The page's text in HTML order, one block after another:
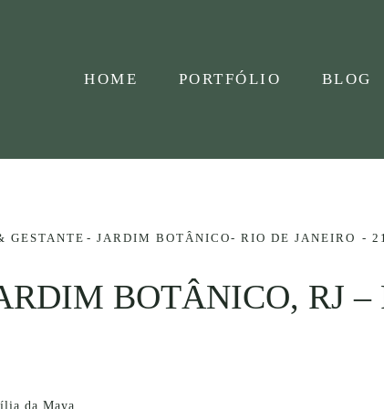
HOME PORTFÓLIO BLOG
GESTANTE JARDIM BOTÂNICO- RIO DE JANEIRO
BOTÂNICO, RJ
da Maya.